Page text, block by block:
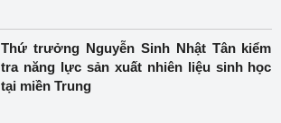
Thứ trưởng Nguyễn Sinh Nhật Tân kiểm
tra năng lực sản xuất nhiên liệu sinh học
tại miền Trung